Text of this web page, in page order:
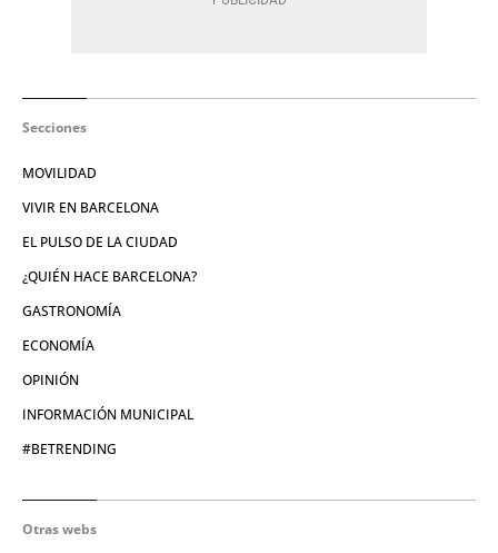
Secciones
MOVILIDAD
VIVIR EN BARCELONA
EL PULSO DE LA CIUDAD
¿QUIÉN HACE BARCELONA?
GASTRONOMÍA
ECONOMÍA
OPINIÓN
INFORMACIÓN MUNICIPAL
#BETRENDING
Otras webs